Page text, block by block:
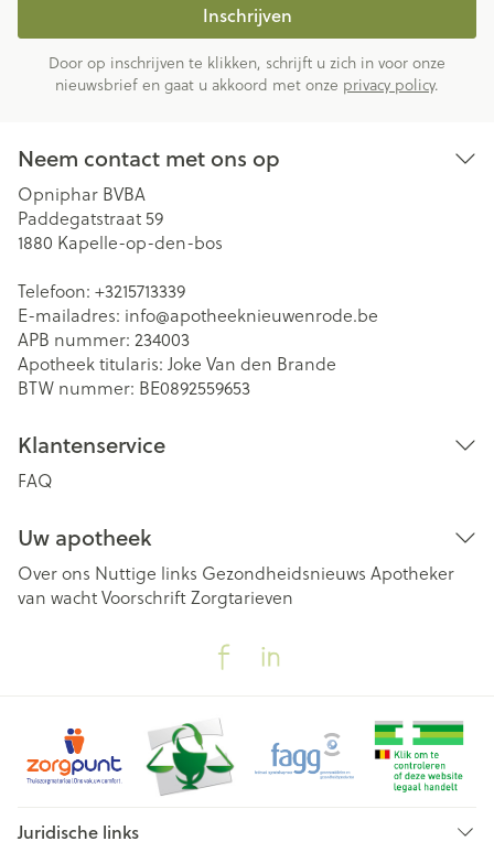
Inschrijven
Door op inschrijven te klikken, schrijft u zich in voor onze
nieuwsbrief en gaat u akkoord met onze privacy policy.
Neem contact met ons op
Opniphar BVBA
Paddegatstraat 59
1880 Kapelle-op-den-bos
Telefoon: +3215713339
E-mailadres: info@apotheeknieuwenrode.be
APB nummer: 234003
Apotheek titularis: Joke Van den Brande
BTW nummer: BE0892559653
Klantenservice
FAQ
Uw apotheek
Over ons Nuttige links Gezondheidsnieuws Apotheker
van wachtVoorschriftZorgtarieven
Juridische links